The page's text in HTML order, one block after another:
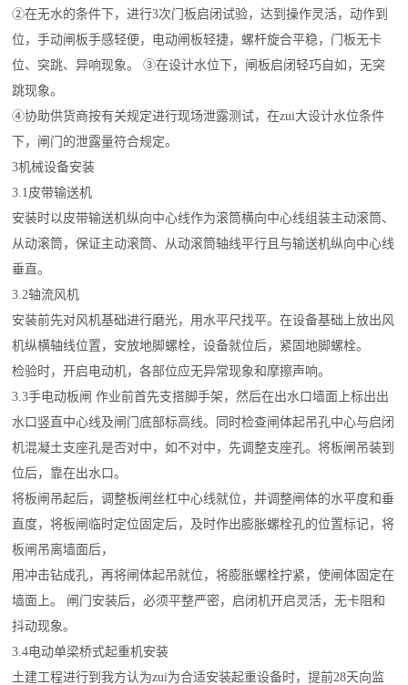
②在无水的条件下，进行3次门板启闭试验，达到操作灵活，动作到
位，手动闸板手感轻便，电动闸板轻捷，螺杆旋合平稳，门板无卡
位、突跳、异响现象。 ③在设计水位下，闸板启闭轻巧自如，无突
跳现象。
④协助供货商按有关规定进行现场泄露测试，在zui大设计水位条件
下，闸门的泄露量符合规定。
3机械设备安装
3.1皮带输送机
安装时以皮带输送机纵向中心线作为滚筒横向中心线组装主动滚筒、
从动滚筒，保证主动滚筒、从动滚筒轴线平行且与输送机纵向中心线
垂直。
3.2轴流风机
安装前先对风机基础进行磨光，用水平尺找平。在设备基础上放出风
机纵横轴线位置，安放地脚螺栓，设备就位后，紧固地脚螺栓。
检验时，开启电动机，各部位应无异常现象和摩擦声响。
3.3手电动板闸 作业前首先支搭脚手架，然后在出水口墙面上标出出
水口竖直中心线及闸门底部标高线。同时检查闸体起吊孔中心与启闭
机混凝土支座孔是否对中，如不对中，先调整支座孔。将板闸吊装到
位后，靠在出水口。
将板闸吊起后，调整板闸丝杠中心线就位，并调整闸体的水平度和垂
直度，将板闸临时定位固定后，及时作出膨胀螺栓孔的位置标记，将
板闸吊离墙面后，
用冲击钻成孔，再将闸体起吊就位，将膨胀螺栓拧紧，使闸体固定在
墙面上。 闸门安装后，必须平整严密，启闭机开启灵活，无卡阻和
抖动现象。
3.4电动单梁桥式起重机安装
土建工程进行到我方认为zui为合适安装起重设备时，提前28天向监